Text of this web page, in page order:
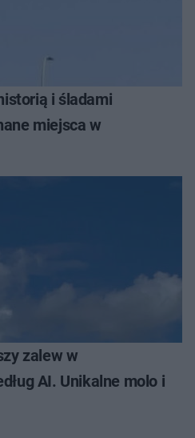
i śladami
miejsca w
zalew w
AI. Unikalne molo i